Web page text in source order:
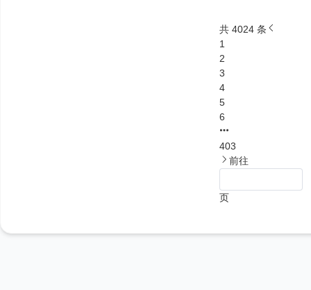
共 4024 条
1
2
3
4
5
6
403
前往
页